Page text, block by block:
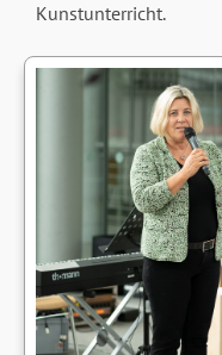
Kunstunterricht.